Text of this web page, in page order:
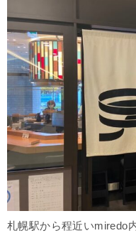
札幌駅から程近いmiredo